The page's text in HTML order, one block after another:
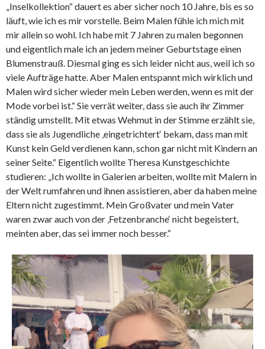
„Inselkollektion“ dauert es aber sicher noch 10 Jahre, bis es so
läuft, wie ich es mir vorstelle. Beim Malen fühle ich mich mit
mir allein so wohl. Ich habe mit 7 Jahren zu malen begonnen
und eigentlich male ich an jedem meiner Geburtstage einen
Blumenstrauß. Diesmal ging es sich leider nicht aus, weil ich so
viele Aufträge hatte. Aber Malen entspannt mich wirklich und
Malen wird sicher wieder mein Leben werden, wenn es mit der
Mode vorbei ist.“ Sie verrät weiter, dass sie auch ihr Zimmer
ständig umstellt. Mit etwas Wehmut in der Stimme erzählt sie,
dass sie als Jugendliche ‚eingetrichtert‘ bekam, dass man mit
Kunst kein Geld verdienen kann, schon gar nicht mit Kindern an
seiner Seite.“ Eigentlich wollte Theresa Kunstgeschichte
studieren: „Ich wollte in Galerien arbeiten, wollte mit Malern in
der Welt rumfahren und ihnen assistieren, aber da haben meine
Eltern nicht zugestimmt. Mein Großvater und mein Vater
waren zwar auch von der ‚Fetzenbranche‘ nicht begeistert,
meinten aber, das sei immer noch besser.“